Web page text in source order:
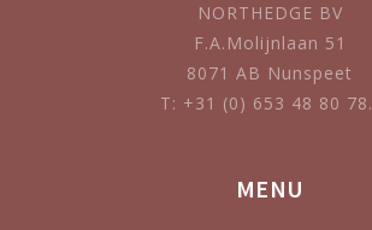
NORTHEDGE BV
F.A.Molijnlaan 51
8071 AB Nunspeet
T: +31 (0) 653 48 80 78.
MENU